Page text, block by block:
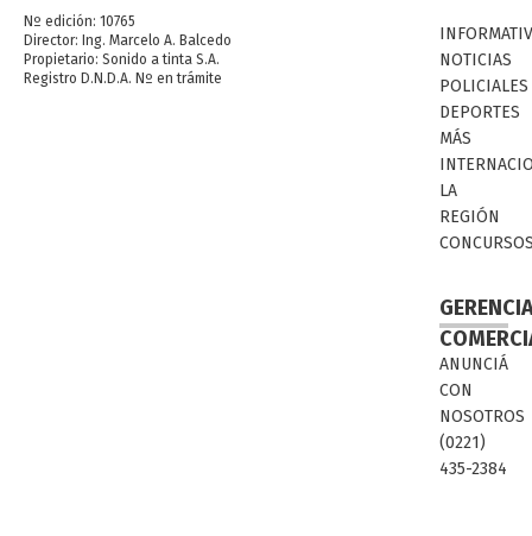
Nº edición: 10765
Director: Ing. Marcelo A. Balcedo
Propietario: Sonido a tinta S.A.
Registro D.N.D.A. Nº en trámite
NOTICIAS
POLICIALES
DEPORTES
MÁS
LA
REGIÓN
ANUNCIÁ
CON
NOSOTROS
(0221)
435-2384